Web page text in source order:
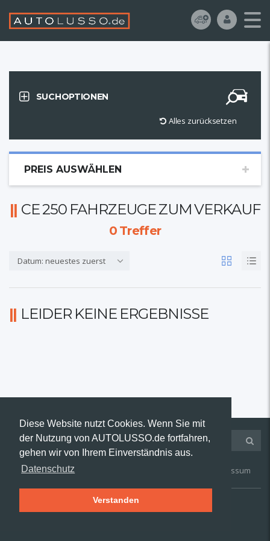
Diese Website nutzt Cookies. Wenn Sie mit
der Nutzung von AUTOLUSSO.de fortfahren,
gehen wir von Ihrem Einverständnis aus.
Datenschutz
Verstanden
SUCHOPTIONEN
Alles zurücksetzen
PREIS AUSWÄHLEN
CE 250 FAHRZEUGE ZUM VERKAUF
0Treffer
Datum: neuestes zuerst
LEIDER KEINE ERGEBNISSE
Kontakt AGB Impressum
© 2019 AUTOLUSSO.de | Alle Rechte vorbehalten.